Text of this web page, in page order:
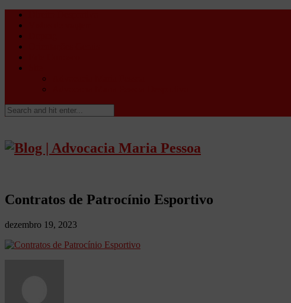
Contratos de Patrocínio Esportivo
dezembro 19, 2023